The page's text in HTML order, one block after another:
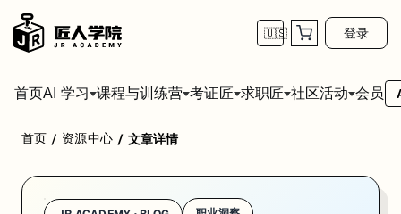
🇺🇸 登录
首页AI 学习 课程与训练营 考证匠 求职匠 社区活动 会员
学校：新南威尔士大学 / UNSW Sydney
新南威尔士大学今日（2026-07-01）带来两条重磅资讯：全球领先的
首页 / 资源中心 / 文章详情